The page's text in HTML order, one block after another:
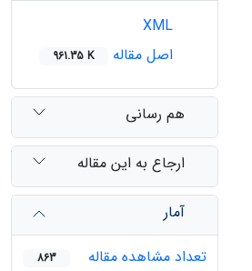
اصل مقاله
961.35 K
هم رسانی
ارجاع به این مقاله
آمار
تعداد مشاهده مقاله
863